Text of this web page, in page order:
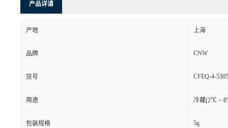
产品详请
产地 上海
品牌 CNW
货号 CFEQ-4-
用途 冷藏(2℃ ~
包装规格 5g